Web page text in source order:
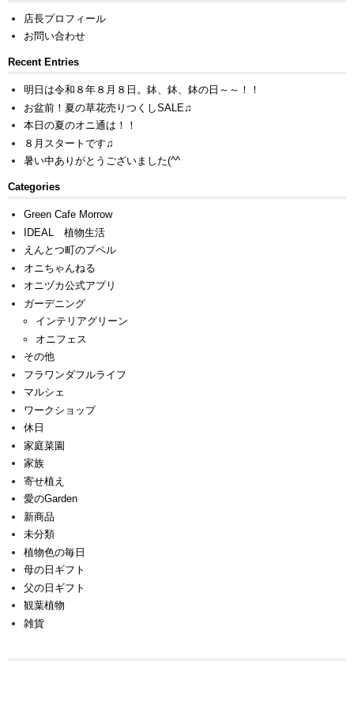
店長プロフィール
お問い合わせ
Recent Entries
明日は令和８年８月８日。鉢、鉢、鉢の日～～！！
お盆前！夏の草花売りつくしSALE♫
本日の夏のオニ通は！！
８月スタートです♫
暑い中ありがとうございました(^^ゞ
Categories
Green Cafe Morrow
IDEAL 植物生活
えんとつ町のプペル
オニちゃんねる
オニヅカ公式アプリ
ガーデニング
インテリアグリーン
オニフェス
その他
フラワンダフルライフ
マルシェ
ワークショップ
休日
家庭菜園
家族
寄せ植え
愛のGarden
新商品
未分類
植物色の毎日
母の日ギフト
父の日ギフト
観葉植物
雑貨